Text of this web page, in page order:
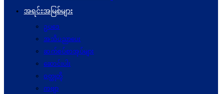
အရင်းအမြစ်များ
ဥပဒေ
အသိပညာပေး
ဆက်စပ်စာအုပ်များ
ဆောင်းပါး
ဝတ္ထုတို
ကဗျာ